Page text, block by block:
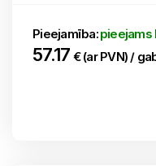
Pieejamība:pieejams
57.17 € (ar PVN) /